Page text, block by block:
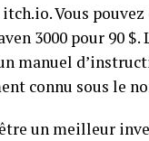
Vous
3000 pour 90
manuel
connu sous le
un meilleur